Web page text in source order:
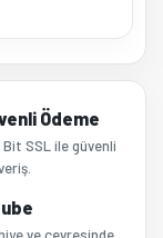
Ödeme
Bit SSL ile güvenli